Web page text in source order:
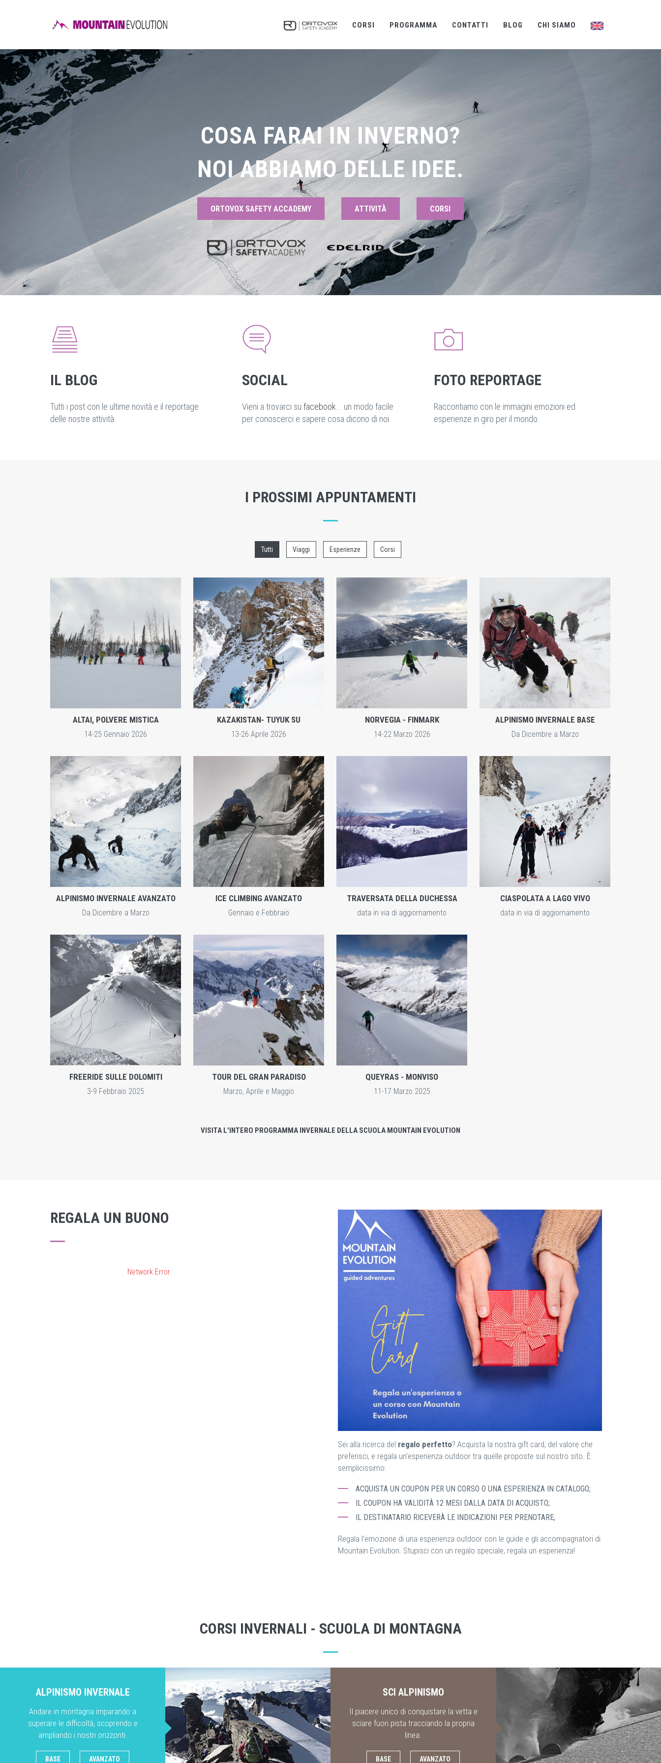
CORSI PROGRAMMA CONTATTI BLOG CHI SIAMO
COSA FARAI IN INVERNO?
NOI ABBIAMO DELLE IDEE.
ORTOVOX SAFETY ACCADEMY ATTIVITÀ CORSI
IL BLOG
Tutti i post con le ultime novità e il reportage
delle nostre attività.
SOCIAL
Vieni a trovarci su facebook ... un modo facile
per conoscerci e sapere cosa dicono di noi.
FOTO REPORTAGE
Raccontiamo con le immagini emozioni ed
esperienze in giro per il mondo.
I PROSSIMI APPUNTAMENTI
Tutti Viaggi Esperienze Corsi
ESPLORA
ALTAI, POLVERE MISTICA
14-25 Gennaio 2026
Esplora
KAZAKISTAN- TUYUK SU
13-26 Aprile 2026
NORVEGIA - FINMARK
14-22 Marzo 2026
ENTRA
ALPINISMO INVERNALE BASE
Da Dicembre a Marzo
ENTRA ZOOM
ALPINISMO INVERNALE AVANZATO
Da Dicembre a Marzo
ENTRA ZOOM
ICE CLIMBING AVANZATO
Gennaio e Febbraio
ESPLORA
TRAVERSATA DELLA DUCHESSA
data in via di aggiornamento
CIASPOLATA A LAGO VIVO
data in via di aggiornamento
FREERIDE SULLE DOLOMITI
3-9 Febbraio 2025
ESPLORA
TOUR DEL GRAN PARADISO
Marzo, Aprile e Maggio
ESPLORA
QUEYRAS - MONVISO
11-17 Marzo 2025
VISITA L'INTERO PROGRAMMA INVERNALE DELLA SCUOLA MOUNTAIN EVOLUTION
REGALA UN BUONO
Network Error
Sei alla ricerca del regalo perfetto? Acquista la nostra gift card, del valore che
preferisci, e regala un'esperienza outdoor tra quelle proposte sul nostro sito. È
semplicissimo:
ACQUISTA UN COUPON PER UN CORSO O UNA ESPERIENZA IN CATALOGO;
IL COUPON HA VALIDITÀ 12 MESI DALLA DATA DI ACQUISTO;
IL DESTINATARIO RICEVERÀ LE INDICAZIONI PER PRENOTARE;
Regala l'emozione di una esperienza outdoor con le guide e gli accompagnatori di
Mountain Evolution. Stupisci con un regalo speciale, regala un esperienza!
CORSI INVERNALI - SCUOLA DI MONTAGNA
ALPINISMO INVERNALE
Andare in montagna imparando a
superare le difficoltà, scoprendo e
ampliando i nostri orizzonti.
BASE AVANZATO
SCI ALPINISMO
Il piacere unico di conquistare la vetta e
sciare fuori pista tracciando la propria
linea.
BASE AVANZATO